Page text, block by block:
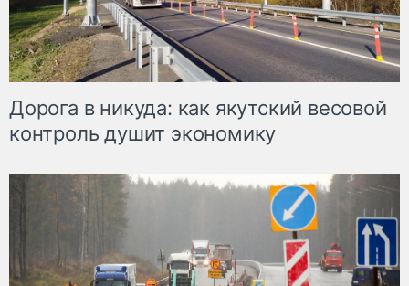
Дорога в никуда: как якутский весовой
контроль душит экономику